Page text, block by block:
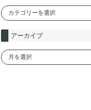
アーカイブ